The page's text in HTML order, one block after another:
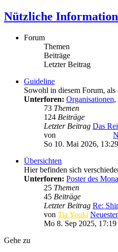
Nützliche
Forum
Themen
Beiträge
Letzter Beitrag
Guideline
Sowohl in diesem Forum,
Unterforen: Organisationen,
73 Themen
124 Beiträge
Letzter Beitrag Das
von
So 10. Mai 2026, 13:29
Übersichten
Hier befinden sich
Unterforen: Poster des
25 Themen
45 Beiträge
Letzter Beitrag Re:
von Tia Yuuki
Mo 8. Sep 2025, 17:19
Gehe zu